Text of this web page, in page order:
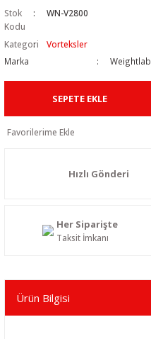
Stok
Kodu
WN-V2800
Kategori
Vorteksler
Marka
Weightlab
SEPETE EKLE
Hızlı Gönderi
Her Siparişte
Taksit İmkanı
Ürün Bilgisi